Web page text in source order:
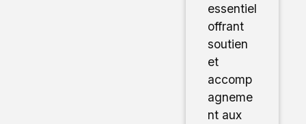
essentiel
offrant
soutien
et
accomp
agneme
nt aux